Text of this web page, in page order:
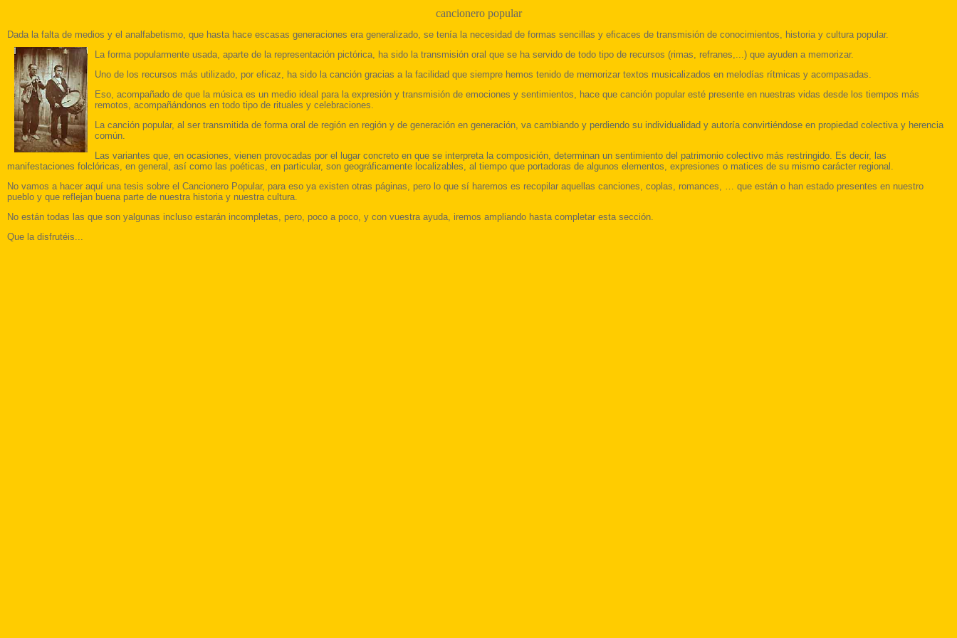
cancionero popular
Dada la falta de medios y el analfabetismo, que hasta hace escasas generaciones era generalizado, se tenía la necesidad de formas sencillas y eficaces de transmisión de conocimientos, historia y cultura popular.
La forma popularmente usada, aparte de la representación pictórica, ha sido la transmisión oral que se ha servido de todo tipo de recursos (rimas, refranes,...) que ayuden a memorizar.
Uno de los recursos más utilizado, por eficaz, ha sido la canción gracias a la facilidad que siempre hemos tenido de memorizar textos musicalizados en melodías rítmicas y acompasadas.
Eso, acompañado de que la música es un medio ideal para la expresión y transmisión de emociones y sentimientos, hace que canción popular esté presente en nuestras vidas desde los tiempos más
remotos, acompañándonos en todo tipo de rituales y celebraciones.
La canción popular, al ser transmitida de forma oral de región en región y de generación en generación, va cambiando y perdiendo su individualidad y autoría convirtiéndose en propiedad colectiva y herencia
común.
Las variantes que, en ocasiones, vienen provocadas por el lugar concreto en que se interpreta la composición, determinan un sentimiento del patrimonio colectivo más restringido. Es decir, las
manifestaciones folclóricas, en general, así como las poéticas, en particular, son geográficamente localizables, al tiempo que portadoras de algunos elementos, expresiones o matices de su mismo carácter regional.
No vamos a hacer aquí una tesis sobre el Cancionero Popular, para eso ya existen otras páginas, pero lo que sí haremos es recopilar aquellas canciones, coplas, romances, … que están o han estado presentes en nuestro
pueblo y que reflejan buena parte de nuestra historia y nuestra cultura.
No están todas las que son yalgunas incluso estarán incompletas, pero, poco a poco, y con vuestra ayuda, iremos ampliando hasta completar esta sección.
Que la disfrutéis...